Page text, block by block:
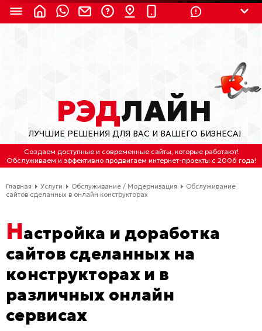
(с 2:30 до 11:30 по
Бесплатно по России
(4212) 658-653
(4212) 637-673
Отдельный вход \ Левый торец здания
info@lred.ru
Все контакты
РЭДЛАЙН
ЛУЧШИЕ РЕШЕНИЯ ДЛЯ ВАС И ВАШЕГО БИЗНЕСА!
Создаем доступные и современные сайты, которые работают!
Обслуживаем и эффективно продвигаем интернет-проекты с 2006 года!
Главная Услуги Обслуживание / Модернизация
Обслуживание
сайтов сделанных в онлайн конструкторах
Настройка и доработка
сайтов сделанных на
конструкторах и в
различных онлайн
сервисах